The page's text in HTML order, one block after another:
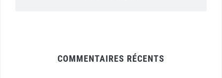
COMMENTAIRES RÉCENTS